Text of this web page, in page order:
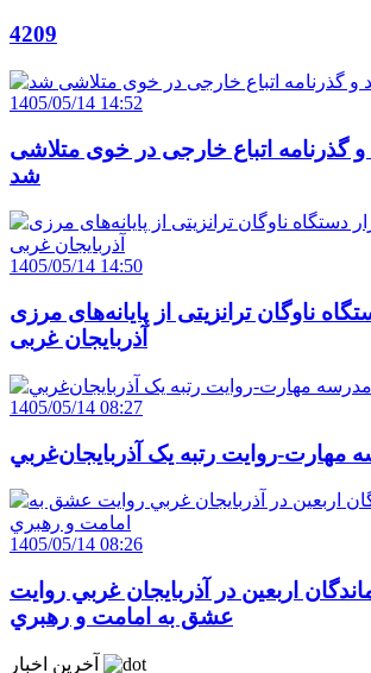
4209
1405/05/14 14:52
و گذرنامه اتباع خارجی در خوی متلاشی
شد
1405/05/14 14:50
دستگاه ناوگان ترانزیتی از پایانه‌های مرزی
آذربایجان ‌غربی
1405/05/14 08:27
مهارت-روايت رتبه يک آذربايجان‌غربي
1405/05/14 08:26
اربعين در آذربايجان غربي روايت
عشق به امامت و رهبري